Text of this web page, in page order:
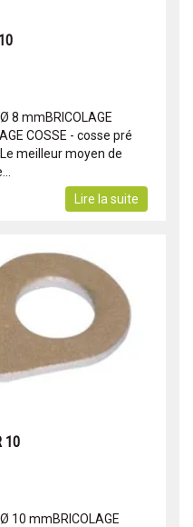
8 mmBRICOLAGE
COSSE - cosse pré
meilleur moyen de
Lire la suite
10
10 mmBRICOLAGE